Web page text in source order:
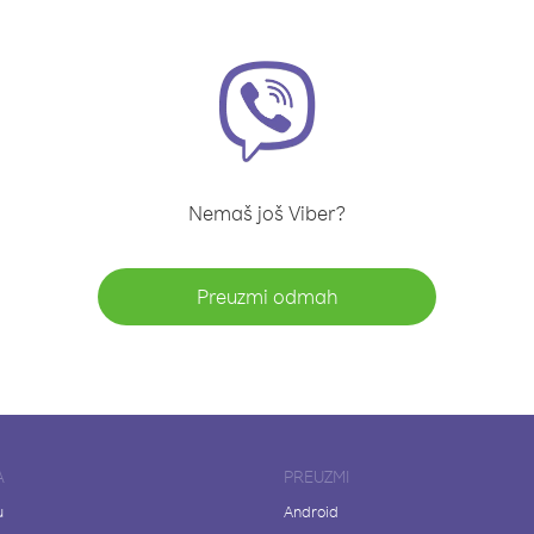
Nemaš još Viber?
Preuzmi odmah
PREUZMI
Android